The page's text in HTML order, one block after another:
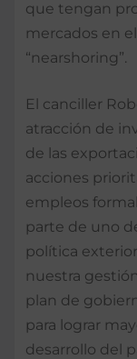
que tengan
mercados en
“nearshoring”.
El canciller
atracción de
de las
acciones
empleos
parte de uno
política
nuestra
plan de
para lograr
desarrollo del